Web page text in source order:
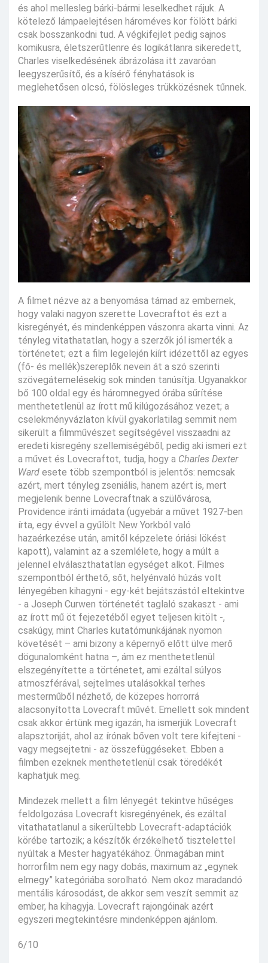
és ahol mellesleg bárki-bármi leselkedhet rájuk. A
kötelező lámpaelejtésen hároméves kor fölött bárki
csak bosszankodni tud. A végkifejlet pedig sajnos
komikusra, életszerűtlenre és logikátlanra sikeredett,
Charles viselkedésének ábrázolása itt zavaróan
leegyszerűsítő, és a kísérő fényhatások is
meglehetősen olcsó, fölösleges trükközésnek tűnnek.
A filmet nézve az a benyomása támad az embernek,
hogy valaki nagyon szerette Lovecraftot és ezt a
kisregényét, és mindenképpen vászonra akarta vinni. Az
tényleg vitathatatlan, hogy a szerzők jól ismerték a
történetet; ezt a film legelején kiírt idézettől az egyes
(fő- és mellék)szereplők nevein át a szó szerinti
szövegátemelésekig sok minden tanúsítja. Ugyanakkor
bő 100 oldal egy és háromnegyed órába sűrítése
menthetetlenül az írott mű kilúgozásához vezet; a
cselekményvázlaton kívül gyakorlatilag semmit nem
sikerült a filmművészet segítségével visszaadni az
eredeti kisregény szellemiségéből, pedig aki ismeri ezt
a művet és Lovecraftot, tudja, hogy a Charles Dexter
Ward esete több szempontból is jelentős: nemcsak
azért, mert tényleg zseniális, hanem azért is, mert
megjelenik benne Lovecraftnak a szülővárosa,
Providence iránti imádata (ugyebár a művet 1927-ben
írta, egy évvel a gyűlölt New Yorkból való
hazaérkezése után, amitől képzelete óriási lökést
kapott), valamint az a szemlélete, hogy a múlt a
jelennel elválaszthatatlan egységet alkot. Filmes
szempontból érthető, sőt, helyénvaló húzás volt
lényegében kihagyni - egy-két bejátszástól eltekintve
- a Joseph Curwen történetét taglaló szakaszt - ami
az írott mű öt fejezetéből egyet teljesen kitölt -,
csakúgy, mint Charles kutatómunkájának nyomon
követését – ami bizony a képernyő előtt ülve merő
dögunalomként hatna –, ám ez menthetetlenül
elszegényítette a történetet, ami ezáltal súlyos
atmoszférával, sejtelmes utalásokkal terhes
mesterműből nézhető, de közepes horrorrá
alacsonyította Lovecraft művét. Emellett sok mindent
csak akkor értünk meg igazán, ha ismerjük Lovecraft
alapsztoriját, ahol az írónak bőven volt tere kifejteni -
vagy megsejtetni - az összefüggéseket. Ebben a
filmben ezeknek menthetetlenül csak töredékét
kaphatjuk meg.
Mindezek mellett a film lényegét tekintve hűséges
feldolgozása Lovecraft kisregényének, és ezáltal
vitathatatlanul a sikerültebb Lovecraft-adaptációk
körébe tartozik; a készítők érzékelhető tisztelettel
nyúltak a Mester hagyatékához. Önmagában mint
horrorfilm nem egy nagy dobás, maximum az „egynek
elmegy” kategóriába sorolható. Nem okoz maradandó
mentális károsodást, de akkor sem veszít semmit az
ember, ha kihagyja. Lovecraft rajongóinak azért
egyszeri megtekintésre mindenképpen ajánlom.
6/10